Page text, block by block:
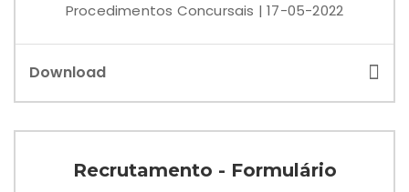
Procedimentos Concursais | 17-05-2022
Download
Recrutamento - Formulário